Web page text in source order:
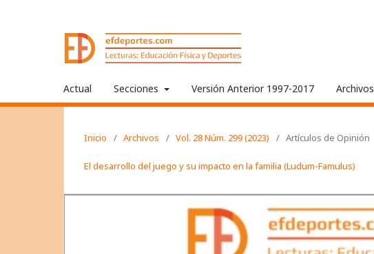
Actual Secciones Versión Anterior 1997-2017 Archivos
Inicio / Archivos / Vol. 28 Núm. 299 (2023) / Artículos de Opinión
El desarrollo del juego y su impacto en la familia (Ludum-Famulus)